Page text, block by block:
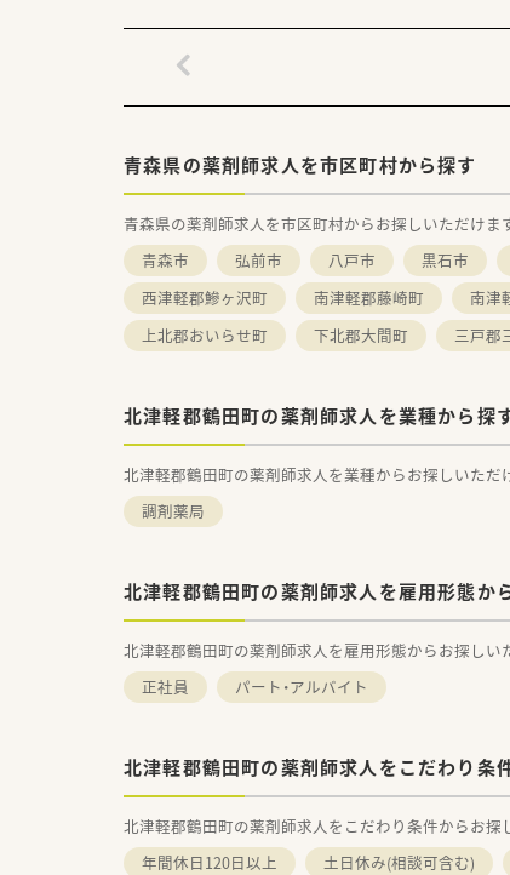
青森県の薬剤師求人を市区町村から探す
青森県の薬剤師求人を市区町村からお探しいただけま
青森市
弘前市 八戸市 黒石市
西津軽郡鰺ヶ沢町
南津軽郡藤崎町 南津
上北郡おいらせ町
下北郡大間町 三戸郡
北津軽郡鶴田町の薬剤師求人を業種から探
北津軽郡鶴田町の薬剤師求人を業種からお探しいただ
調剤薬局
北津軽郡鶴田町の薬剤師求人を雇用形態か
北津軽郡鶴田町の薬剤師求人を雇用形態からお探しい
正社員
パート・アルバイト
北津軽郡鶴田町の薬剤師求人をこだわり条
北津軽郡鶴田町の薬剤師求人をこだわり条件からお探
年間休日120日以上
土日休み(相談可含む)